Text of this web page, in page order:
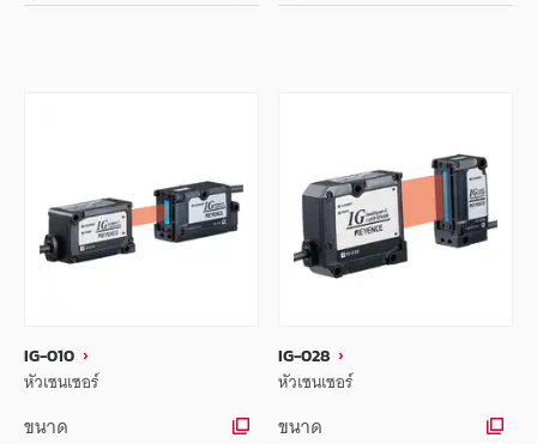
IG-010
หัวเซนเซอร์
ขนาด
IG-028
หัวเซนเซอร์
ขนาด